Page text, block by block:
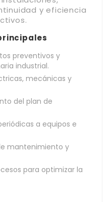
y eficiencia
preventivos y
industrial.
mecánicas y
del plan de
a equipos e
mantenimiento y
para optimizar la